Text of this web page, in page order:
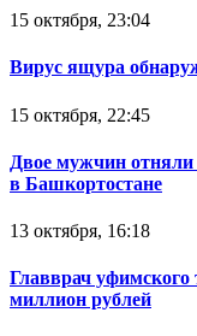
15 октября, 23:04
Вирус ящура
15 октября, 22:45
Двое мужчин отняли
в Башкортостане
13 октября, 16:18
Главврач уфимского
миллион рублей